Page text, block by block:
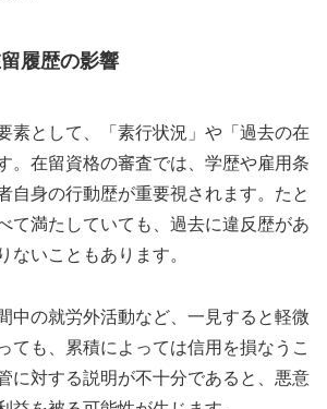
履歴の影響
素として、「素行状況」や「過去の在
。在留資格の審査では、学歴や雇用条
自身の行動歴が重要視されます。たと
て満たしていても、過去に違反歴があ
ないこともあります。
中の就労外活動など、一見すると軽微
ても、累積によっては信用を損なうこ
に対する説明が不十分であると、悪意